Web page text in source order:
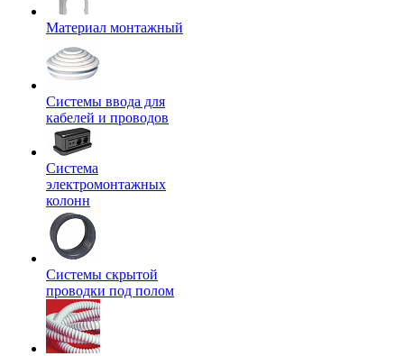
Материал монтажный
Системы ввода для
кабелей и проводов
Система
электромонтажных
колонн
Системы скрытой
проводки под полом